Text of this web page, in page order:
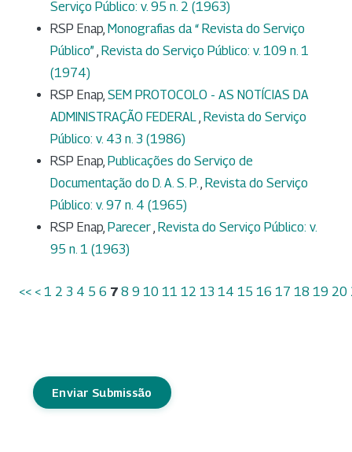
Serviço Público: v. 95 n. 2 (1963)
RSP Enap, Monografias da “ Revista do Serviço
Público” , Revista do Serviço Público: v. 109 n. 1
(1974)
RSP Enap, SEM PROTOCOLO - AS NOTÍCIAS DA
ADMINISTRAÇÃO FEDERAL, Revista do Serviço
Público: v. 43 n. 3 (1986)
RSP Enap, Publicações do Serviço de
Documentação do D. A. S. P., Revista do Serviço
Público: v. 97 n. 4 (1965)
RSP Enap, Parecer, Revista do Serviço Público: v.
95 n. 1 (1963)
<< < 1 2 3 4 5 6 7 8 9 10 11 12 13 14 15 16 17 18 19 20
Enviar Submissão